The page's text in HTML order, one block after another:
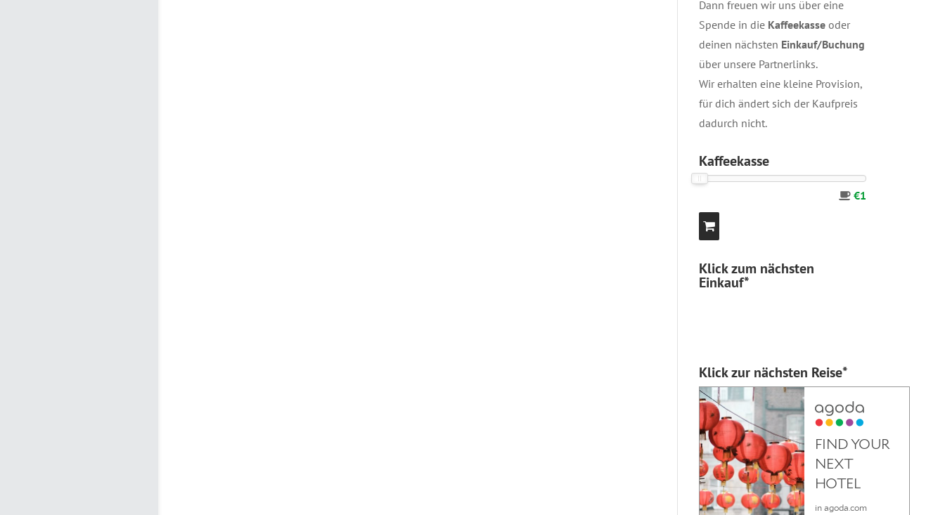
Dann freuen wir uns über eine
Spende in die Kaffeekasseoder
deinen nächsten Einkauf/Buchung
über unsere Partnerlinks.
Wir erhalten eine kleine Provision,
für dich ändert sich der Kaufpreis
dadurch nicht.
Kaffeekasse
€1
Klick zum nächsten
Einkauf*
Klick zur nächsten Reise*